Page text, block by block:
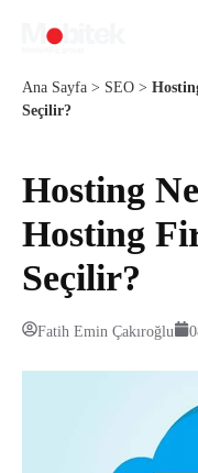
Ana Sayfa > SEO >
Seçilir?
Hosting
Hosting
Seçilir?
Fatih Emin Çakıroğlu